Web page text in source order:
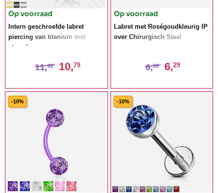
Op voorraad
Intern geschroefde labret
piercing van titanium met
sterretje
11,99 10,79
Op voorraad
Labret met Roségoudkleurig IP
over Chirurgisch Staal
6,99 6,29
-10% -10%